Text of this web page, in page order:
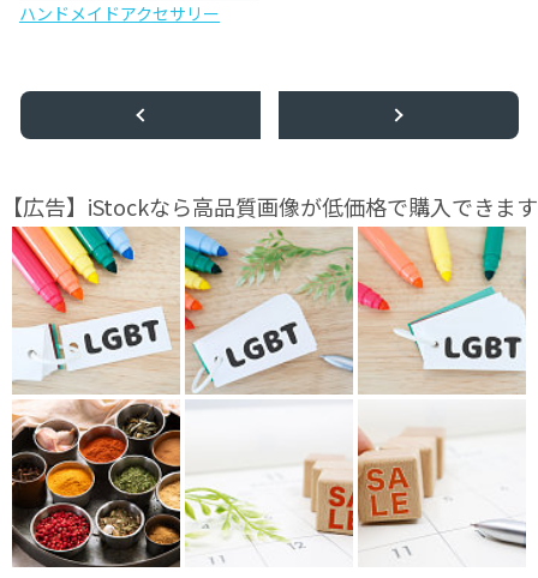
ハンドメイドアクセサリー
【広告】iStockなら高品質画像が低価格で購入できます